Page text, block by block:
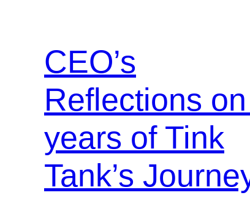
CEO’s
Reflections
years of Tink
Tank’s